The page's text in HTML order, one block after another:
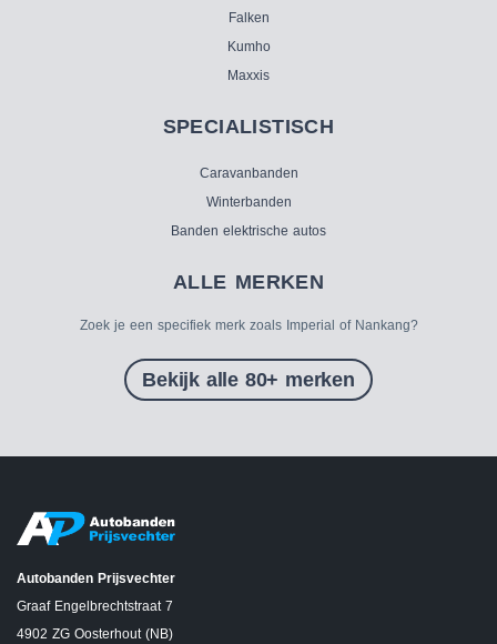
Falken
Kumho
Maxxis
SPECIALISTISCH
Caravanbanden
Winterbanden
Banden elektrische autos
ALLE MERKEN
Zoek je een specifiek merk zoals Imperial of Nankang?
Bekijk alle 80+ merken
Autobanden Prijsvechter
Graaf Engelbrechtstraat 7
4902 ZG Oosterhout (NB)